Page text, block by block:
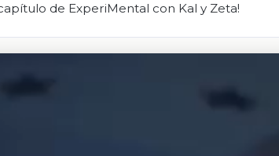
de ExperiMental con Kal y Zeta!